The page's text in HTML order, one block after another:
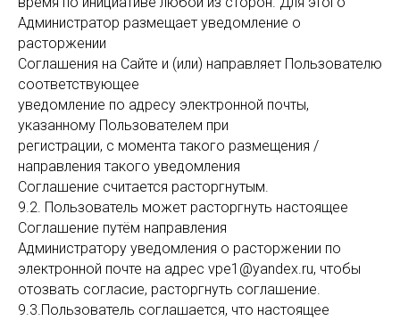
Администратор размещает уведомление о
расторжении
Соглашения на Сайте и (или) направляет Пользователю
соответствующее
уведомление по адресу электронной почты,
указанному Пользователем при
регистрации, с момента такого размещения /
направления такого уведомления
Соглашение считается расторгнутым.
9.2. Пользователь может расторгнуть настоящее
Соглашение путём направления
Администратору уведомления о расторжении по
электронной почте на адрес vpe1@yandex.ru, чтобы
отозвать согласие, расторгнуть соглашение.
9.3.Пользователь соглашается, что настоящее